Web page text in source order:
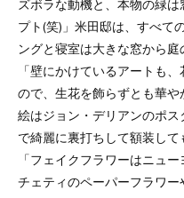
ズボラな動機と、本物の緑
プト(笑)」米田邸は、すべて
ングと寝室は大きな窓から庭
「壁にかけているアートも
ので、生花を飾らずとも華
絵はジョン・デリアンのポ
で綺麗に裏打ちして額装して
「フェイクフラワーはニュ
チェティのペーパーフラワ